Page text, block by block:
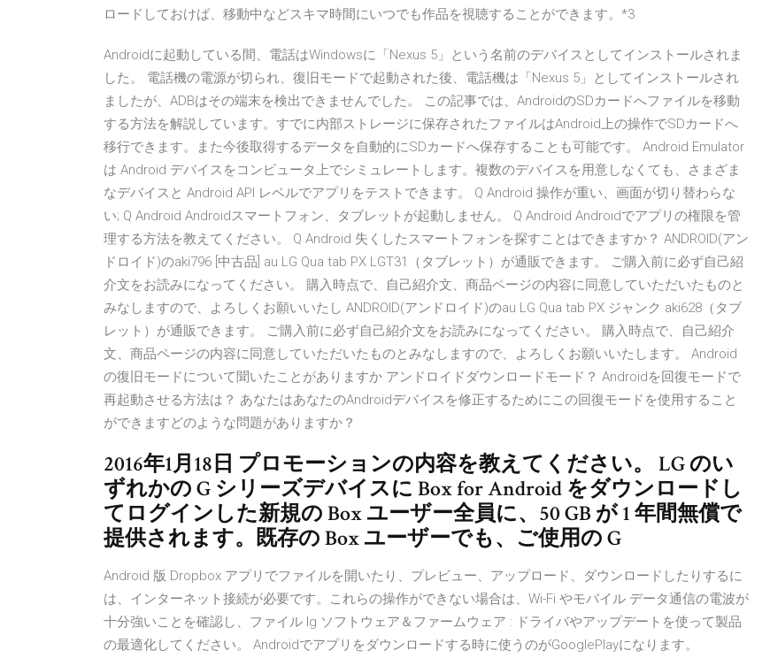
ロードしておけば、移動中などスキマ時間にいつでも作品を視聴することができます。*3
Androidに起動している間、電話はWindowsに「Nexus 5」という名前のデバイスとしてインストールされま
した。 電話機の電源が切られ、復旧モードで起動された後、電話機は「Nexus 5」としてインストールされ
ましたが、ADBはその端末を検出できませんでした。 この記事では、AndroidのSDカードへファイルを移動
する方法を解説しています。すでに内部ストレージに保存されたファイルはAndroid上の操作でSDカードへ
移行できます。また今後取得するデータを自動的にSDカードへ保存することも可能です。 Android Emulator
は Android デバイスをコンピュータ上でシミュレートします。複数のデバイスを用意しなくても、さまざま
なデバイスと Android API レベルでアプリをテストできます。 Q Android 操作が重い、画面が切り替わらな
い; Q Android Androidスマートフォン、タブレットが起動しません。 Q Android Androidでアプリの権限を管
理する方法を教えてください。 Q Android 失くしたスマートフォンを探すことはできますか？ ANDROID(アン
ドロイド)のaki796 [中古品] au LG Qua tab PX LGT31（タブレット）が通販できます。 ご購入前に必ず自己紹
介文をお読みになってください。 購入時点で、自己紹介文、商品ページの内容に同意していただいたものと
みなしますので、よろしくお願いいたし ANDROID(アンドロイド)のau LG Qua tab PX ジャンク aki628（タブ
レット）が通販できます。 ご購入前に必ず自己紹介文をお読みになってください。 購入時点で、自己紹介
文、商品ページの内容に同意していただいたものとみなしますので、よろしくお願いいたします。 Android
の復旧モードについて聞いたことがありますか アンドロイドダウンロードモード？ Androidを回復モードで
再起動させる方法は？ あなたはあなたのAndroidデバイスを修正するためにこの回復モードを使用すること
ができますどのような問題がありますか？
2016年1月18日 プロモーションの内容を教えてください。 LG のい
ずれかの G シリーズデバイスに Box for Android をダウンロードし
てログインした新規の Box ユーザー全員に、50 GB が 1 年間無償で
提供されます。既存の Box ユーザーでも、ご使用の G
Android 版 Dropbox アプリでファイルを開いたり、プレビュー、アップロード、ダウンロードしたりするに
は、インターネット接続が必要です。これらの操作ができない場合は、Wi-Fi やモバイル データ通信の電波が
十分強いことを確認し、ファイル lg ソフトウェア＆ファームウェア : ドライバやアップデートを使って製品
の最適化してください。 Androidでアプリをダウンロードする時に使うのがGooglePlayになります。